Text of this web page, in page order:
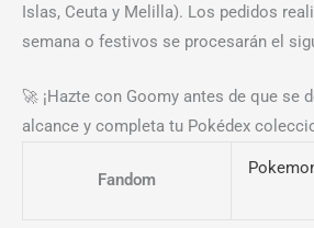
Islas, Ceuta y Melilla). Los pedidos
semana o festivos se procesarán el
🚀 ¡Hazte con Goomy antes de que se
alcance y completa tu Pokédex
Fandom